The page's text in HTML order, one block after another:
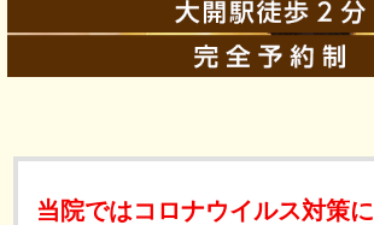
当院ではコロナウイルス対策に